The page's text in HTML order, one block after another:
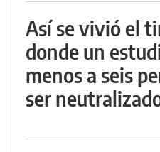
Así se vivió el
donde un
menos a seis
ser